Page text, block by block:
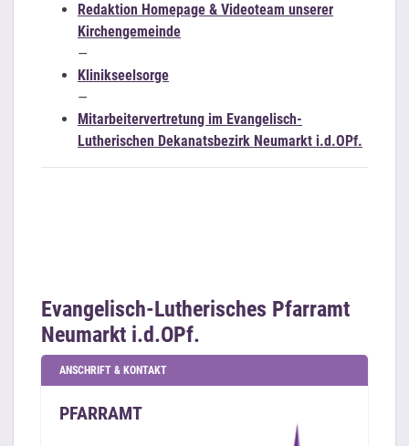
Redaktion Homepage & Videoteam unserer
Kirchengemeinde
—
Klinikseelsorge
—
Mitarbeitervertretung im Evangelisch-
Lutherischen Dekanatsbezirk Neumarkt i.d.OPf.
Evangelisch-Lutherisches Pfarramt
Neumarkt i.d.OPf.
ANSCHRIFT & KONTAKT
PFARRAMT